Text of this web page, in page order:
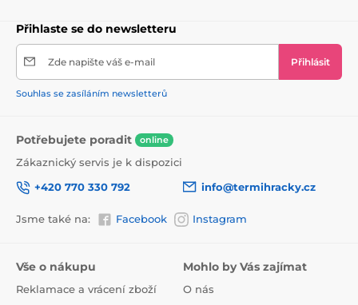
Přihlaste se do newsletteru
Zde napište váš e-mail Přihlásit
Souhlas se zasíláním newsletterů
Potřebujete poradit online
Zákaznický servis je k dispozici
+420 770 330 792
info@termihracky.cz
Jsme také na: Facebook Instagram
Vše o nákupu
Reklamace a vrácení zboží
Mohlo by Vás zajímat
O nás